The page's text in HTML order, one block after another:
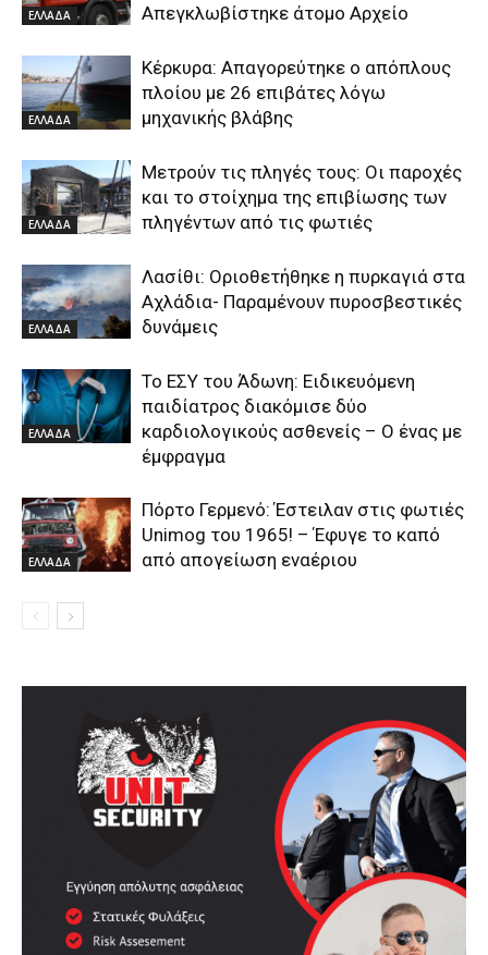
ΕΛΛΑΔΑ
Απεγκλωβίστηκε άτομο Αρχείο
ΕΛΛΑΔΑ
Κέρκυρα: Απαγορεύτηκε ο απόπλους
πλοίου με 26 επιβάτες λόγω
μηχανικής βλάβης
ΕΛΛΑΔΑ
Μετρούν τις πληγές τους: Οι παροχές
και το στοίχημα της επιβίωσης των
πληγέντων από τις φωτιές
ΕΛΛΑΔΑ
Λασίθι: Οριοθετήθηκε η πυρκαγιά στα
Αχλάδια- Παραμένουν πυροσβεστικές
δυνάμεις
ΕΛΛΑΔΑ
Το ΕΣΥ του Άδωνη: Ειδικευόμενη
παιδίατρος διακόμισε δύο
καρδιολογικούς ασθενείς – Ο ένας με
έμφραγμα
ΕΛΛΑΔΑ
Πόρτο Γερμενό: Έστειλαν στις φωτιές
Unimog του 1965! – Έφυγε το καπό
από απογείωση εναέριου